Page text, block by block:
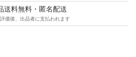
送料無料・匿名配送
価後、出品者に支払われます